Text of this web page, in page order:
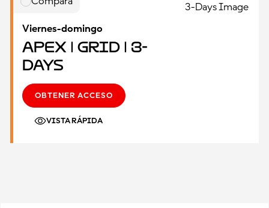
Viernes-domingo
Apex | Grid | 3-
Days
OBTENER ACCESO
VISTA RÁPIDA